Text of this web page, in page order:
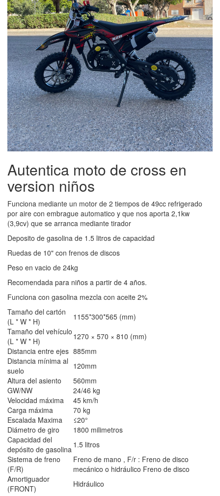
Autentica moto de cross en
version niños
Funciona mediante un motor de 2 tiempos de 49cc refrigerado
por aire con embrague automatico y que nos aporta 2,1kw
(3,9cv) que se arranca mediante tirador
Deposito de gasolina de 1.5 litros de capacidad
Ruedas de 10" con frenos de discos
Peso en vacio de 24kg
Recomendada para niños a partir de 4 años.
Funciona con gasolina mezcla con aceite 2%
Tamaño del cartón
(L * W * H)
1155*300*565 (mm)
Tamaño del vehículo
(L * W * H)
1270 × 570 × 810 (mm)
Distancia entre ejes 885mm
Distancia mínima al
suelo
120mm
Altura del asiento
560mm
GW/NW
24/46 kg
Velocidad máxima
45 km/h
Carga máxima
70 kg
Escalada Maxima
≤20°
Diámetro de giro
1800 milimetros
Capacidad del
depósito de gasolina 1.5 litros
Sistema de freno
(F/R)
Freno de mano , F/r : Freno de disco
mecánico o hidráulico Freno de disco
Amortiguador
(FRONT)
Hidráulico